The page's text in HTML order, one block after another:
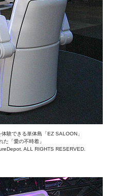
験できる単体島「EZ SALOON」
た「愛の不時着」
ALL RIGHTS RESERVED.